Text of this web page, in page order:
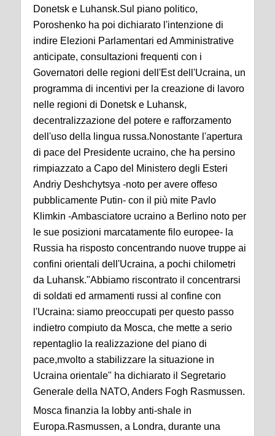
Donetsk e Luhansk.Sul piano politico,
Poroshenko ha poi dichiarato l'intenzione di
indire Elezioni Parlamentari ed Amministrative
anticipate, consultazioni frequenti con i
Governatori delle regioni dell'Est dell'Ucraina, un
programma di incentivi per la creazione di lavoro
nelle regioni di Donetsk e Luhansk,
decentralizzazione del potere e rafforzamento
dell'uso della lingua russa.Nonostante l'apertura
di pace del Presidente ucraino, che ha persino
rimpiazzato a Capo del Ministero degli Esteri
Andriy Deshchytsya -noto per avere offeso
pubblicamente Putin- con il più mite Pavlo
Klimkin -Ambasciatore ucraino a Berlino noto per
le sue posizioni marcatamente filo europee- la
Russia ha risposto concentrando nuove truppe ai
confini orientali dell'Ucraina, a pochi chilometri
da Luhansk."Abbiamo riscontrato il concentrarsi
di soldati ed armamenti russi al confine con
l'Ucraina: siamo preoccupati per questo passo
indietro compiuto da Mosca, che mette a serio
repentaglio la realizzazione del piano di
pace,mvolto a stabilizzare la situazione in
Ucraina orientale" ha dichiarato il Segretario
Generale della NATO, Anders Fogh Rasmussen.
Mosca finanzia la lobby anti-shale in
Europa.Rasmussen, a Londra, durante una